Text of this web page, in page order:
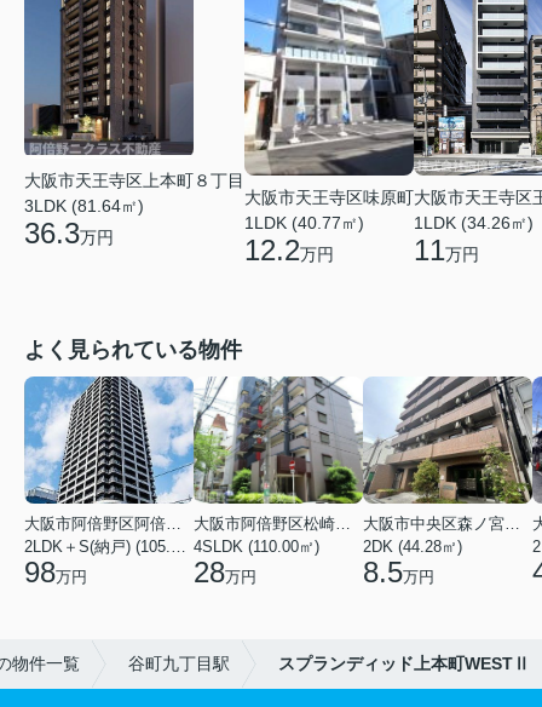
大阪市天王寺区上本町８丁目
3LDK (81.64㎡)
36.3万円
大阪市天王寺区味原町
1LDK (40.77㎡)
12.2万円
大阪市天王寺区
1LDK (34.26㎡)
11万円
よく見られている物件
大阪市阿倍野区阿倍野筋１丁目
2LDK＋S(納戸) (105.43㎡)
98万円
大阪市阿倍野区松崎町３丁目
4SLDK (110.00㎡)
28万円
大阪市中央区森ノ宮中央１丁目
2DK (44.28㎡)
8.5万円
物件一覧 谷町九丁目駅 スプランディッド上本町WESTⅡ